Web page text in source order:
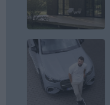
Mercedes